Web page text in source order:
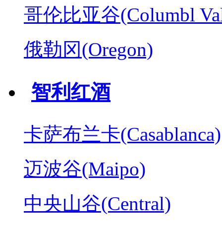
哥伦比亚谷(Columbl
俄勒冈(Oregon)
智利红酒
卡萨布兰卡(Casablanca)
迈波谷(Maipo)
中央山谷(Central)